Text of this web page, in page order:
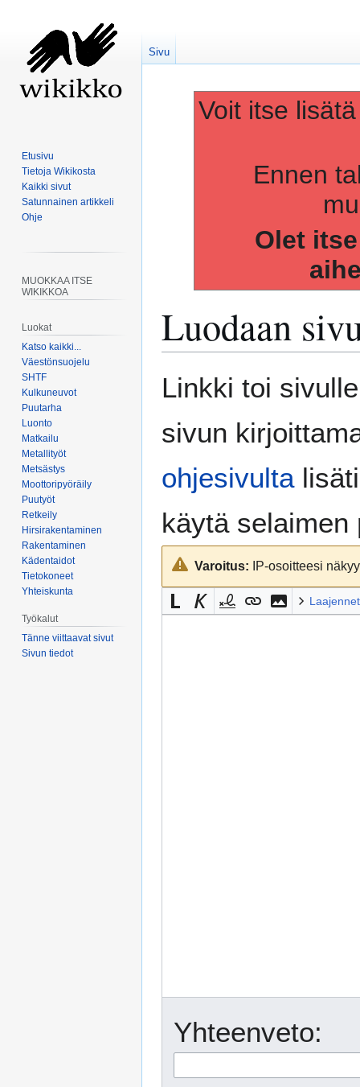
Voit itse
Ennen
Olet
Luodaan
navigaatioon
hakuun
Linkki toi
sivun
ohjesivulta
käytä selaimen
Varoitus: IP-osoitteesi
Yhteenveto:
Sivu
Etusivu
Tietoja Wikikosta
Kaikki sivut
Satunnainen artikkeli
Ohje
MUOKKAA ITSE
WIKIKKOA
Luokat
Katso kaikki...
Väestönsuojelu
SHTF
Kulkuneuvot
Puutarha
Luonto
Matkailu
Metallityöt
Metsästys
Moottoripyöräily
Puutyöt
Retkeily
Hirsirakentaminen
Rakentaminen
Kädentaidot
Tietokoneet
Yhteiskunta
Työkalut
Tänne viittaavat sivut
Sivun tiedot